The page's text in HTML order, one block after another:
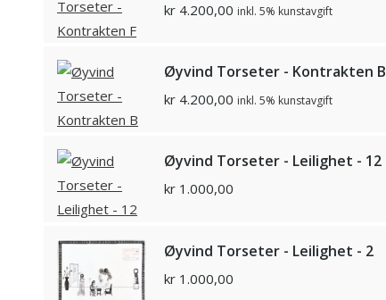
kr 4.200,00 inkl. 5% kunstavgift
Øyvind Torseter - Kontrakten B
kr 4.200,00 inkl. 5% kunstavgift
Øyvind Torseter - Leilighet - 12
kr 1.000,00
Øyvind Torseter - Leilighet - 2
kr 1.000,00